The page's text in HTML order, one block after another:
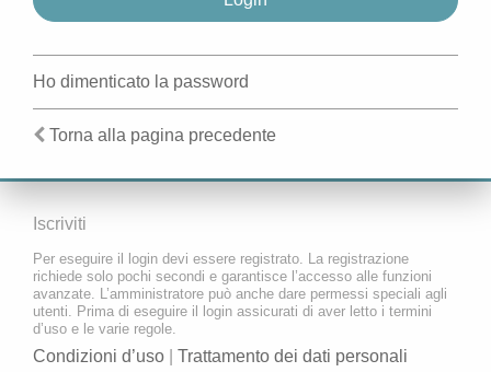
Ho dimenticato la password
Torna alla pagina precedente
Iscriviti
Per eseguire il login devi essere registrato. La registrazione
richiede solo pochi secondi e garantisce l’accesso alle funzioni
avanzate. L’amministratore può anche dare permessi speciali agli
utenti. Prima di eseguire il login assicurati di aver letto i termini
d’uso e le varie regole.
Condizioni d’uso Trattamento dei dati personali